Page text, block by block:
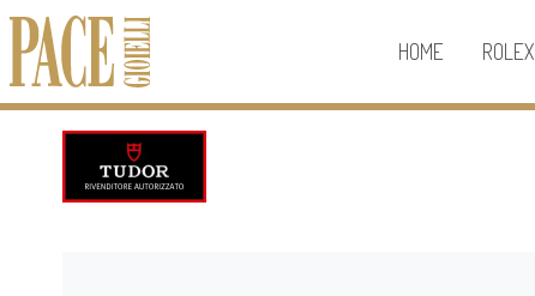
HOME ROLEX